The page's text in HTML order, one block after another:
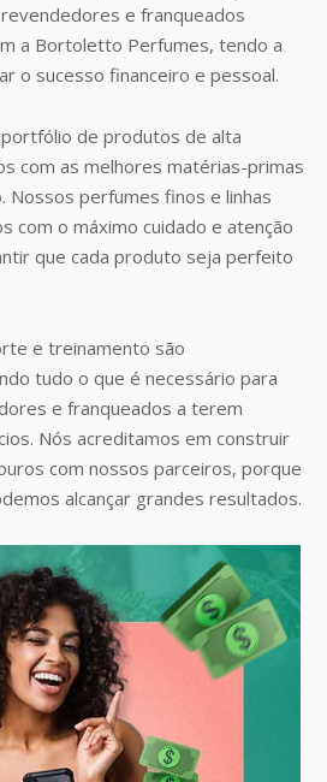
e franqueados
a Bortoletto Perfumes, tendo a
o sucesso financeiro e pessoal.
de produtos de alta
com as melhores matérias-primas
Nossos perfumes finos e linhas
com o máximo cuidado e atenção
que cada produto seja perfeito
e treinamento são
tudo o que é necessário para
e franqueados a terem
Nós acreditamos em construir
com nossos parceiros, porque
alcançar grandes resultados.